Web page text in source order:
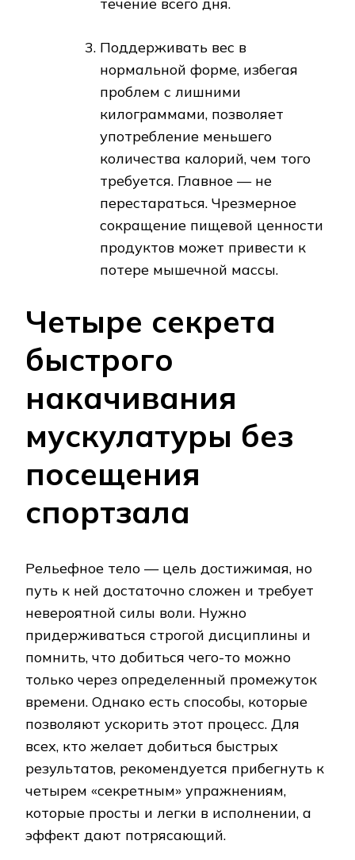
течение всего дня.
Поддерживать вес в
нормальной форме, избегая
проблем с лишними
килограммами, позволяет
употребление меньшего
количества калорий, чем того
требуется. Главное — не
перестараться. Чрезмерное
сокращение пищевой ценности
продуктов может привести к
потере мышечной массы.
Четыре секрета
быстрого
накачивания
мускулатуры без
посещения
спортзала
Рельефное тело — цель достижимая, но
путь к ней достаточно сложен и требует
невероятной силы воли. Нужно
придерживаться строгой дисциплины и
помнить, что добиться чего-то можно
только через определенный промежуток
времени. Однако есть способы, которые
позволяют ускорить этот процесс. Для
всех, кто желает добиться быстрых
результатов, рекомендуется прибегнуть к
четырем «секретным» упражнениям,
которые просты и легки в исполнении, а
эффект дают потрясающий.